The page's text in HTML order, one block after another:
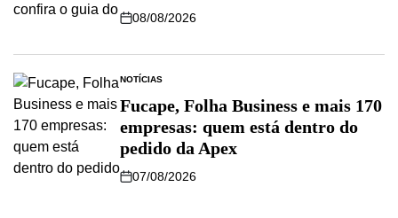
08/08/2026
NOTÍCIAS
Fucape, Folha Business e mais 170
empresas: quem está dentro do
pedido da Apex
07/08/2026